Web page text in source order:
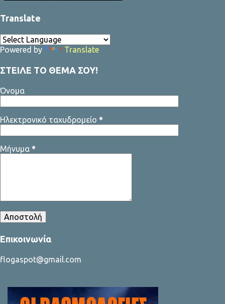
προτείνουν για το Δ.Σ. της Ομοσπονδίας! Sfyrigmata team
Translate
Powered by Translate
ΣΤΕΙΛΕ ΤΟ ΘΕΜΑ ΣΟΥ!
Όνομα
Ηλεκτρονικό ταχυδρομείο *
Μήνυμα *
Επικοινωνία
flogaspot@gmail.com